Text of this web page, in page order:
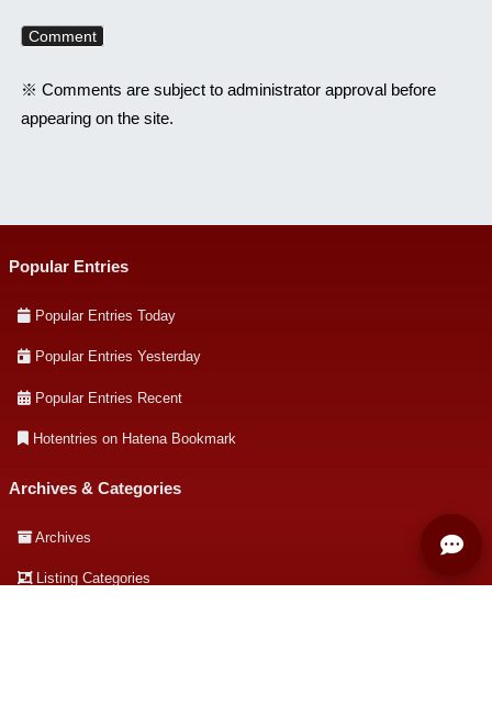
※ Comments are subject to administrator approval before
appearing on the site.
Popular Entries
Popular Entries Today
Popular Entries Yesterday
Popular Entries Recent
Hotentries on Hatena Bookmark
Archives & Categories
Archives
Listing Categories